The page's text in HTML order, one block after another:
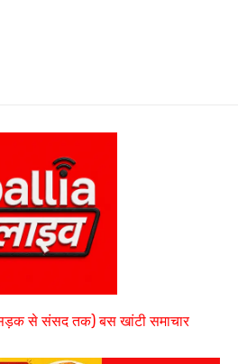
से संसद तक) बस खांटी समाचार